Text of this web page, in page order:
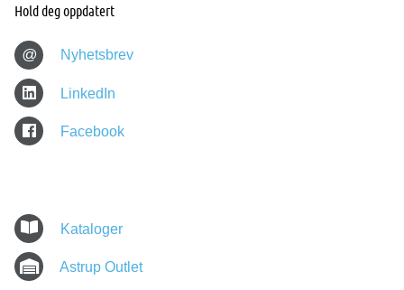
Hold deg oppdatert
@ Nyhetsbrev
LinkedIn
Facebook
Kataloger
Astrup Outlet